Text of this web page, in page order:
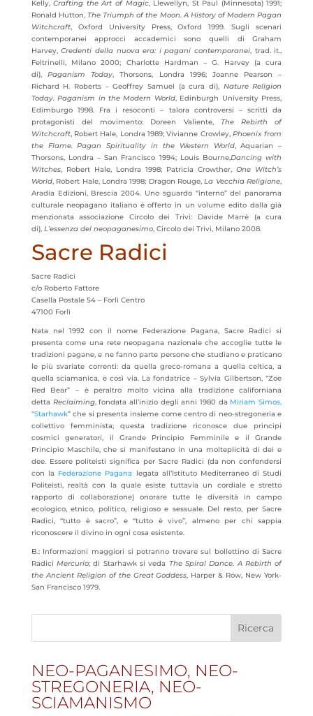
Kelly,Crafting the Art of Magic, Llewellyn, St Paul (Minnesota) 1991;
Ronald Hutton,The Triumph of the Moon. A History of Modern Pagan
Witchcraft, Oxford University Press, Oxford 1999. Sugli scenari
contemporanei approcci accademici sono quelli di Graham
Harvey,Credenti della nuova era: i pagani contemporanei, trad. it.,
Feltrinelli, Milano 2000; Charlotte Hardman – G. Harvey (a cura
di), Paganism Today, Thorsons, Londra 1996; Joanne Pearson –
Richard H. Roberts – Geoffrey Samuel (a cura di), Nature Religion
Today. Paganism in the Modern World, Edinburgh University Press,
Edimburgo 1998. Fra i resoconti – talora controversi – scritti da
protagonisti del movimento: Doreen Valiente, The Rebirth of
Witchcraft, Robert Hale, Londra 1989; Vivianne Crowley, Phoenix from
the Flame. Pagan Spirituality in the Western World, Aquarian –
Thorsons, Londra – San Francisco 1994; Louis Bourne,Dancing with
Witches, Robert Hale, Londra 1998; Patricia Crowther,One Witch’s
World, Robert Hale, Londra 1998; Dragon Rouge,La Vecchia Religione,
Aradia Edizioni, Brescia 2004. Uno sguardo “interno” del panorama
culturale neopagano italiano è offerto in un volume edito dalla già
menzionata associazione Circolo dei Trivi: Davide Marrè (a cura
di), L’essenza del neopaganesimo, Circolo dei Trivi, Milano 2008.
Sacre Radici
Sacre Radici
c/o Roberto Fattore
Casella Postale 54 – Forlì Centro
47100 Forlì
Nata nel 1992 con il nome Federazione Pagana, Sacre Radici si
presenta come una rete neopagana nazionale che accoglie tutte le
tradizioni pagane, e ne fanno parte persone che studiano e praticano
le più svariate correnti: da quella greco-romana a quella celtica, a
quella sciamanica, e così via. La fondatrice – Sylvia Gilbertson, “Zoe
Red Bear” – è peraltro molto vicina alla tradizione californiana
detta Reclaiming, fondata all’inizio degli anni 1980 da Miriam Simos,
“Starhawk” che si presenta insieme come centro di neo-stregoneria e
collettivo femminista; questa tradizione riconosce due principi
cosmici generatori, il Grande Principio Femminile e il Grande
Principio Maschile, che si manifestano in una molteplicità di dei e
dee. Essere politeisti significa per Sacre Radici (da non confondersi
con la Federazione Pagana
legata all’Istituto Mediterraneo di Studi
Politeisti, realtà con la quale esiste tuttavia un cordiale e stretto
rapporto di collaborazione) onorare tutte le diversità in campo
ecologico, etnico, politico, religioso e sessuale. Del resto, per Sacre
Radici, “tutto è sacro”, e “tutto è vivo”, almeno per chi sappia
riconoscere il divino in ogni cosa esistente.
B.: Informazioni maggiori si potranno trovare sul bollettino di Sacre
RadiciMercurio; di Starhawk si veda The Spiral Dance. A Rebirth of
the Ancient Religion of the Great Goddess, Harper & Row, New York-
San Francisco 1979.
NEO-PAGANESIMO, NEO-
STREGONERIA, NEO-
SCIAMANISMO